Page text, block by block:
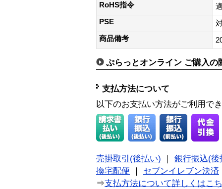
RoHS指令
PSE
商品備考
ぷらっとオンライン ご購入の
支払方法について
以下のお支払い方法がご利用で
売掛取引(後払い)
銀行振込(後
換宅配便
セブンイレブン決済
⇒支払方法について詳しくはこ